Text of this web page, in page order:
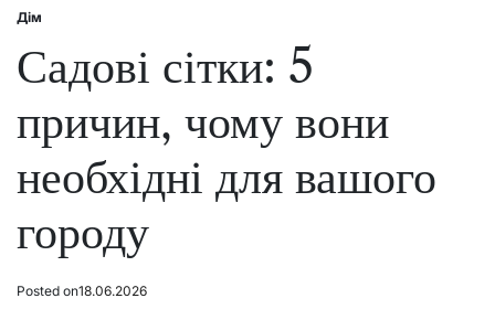
Posted
Дім
Садові сітки: 5
причин, чому вони
необхідні для вашого
городу
Posted on18.06.2026